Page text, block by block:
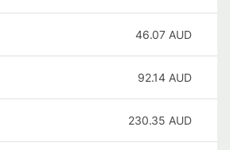
46.07 AUD
92.14 AUD
230.35 AUD